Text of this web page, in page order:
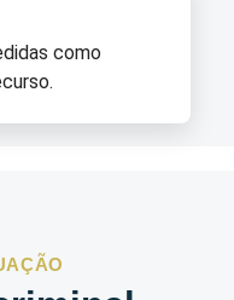
como